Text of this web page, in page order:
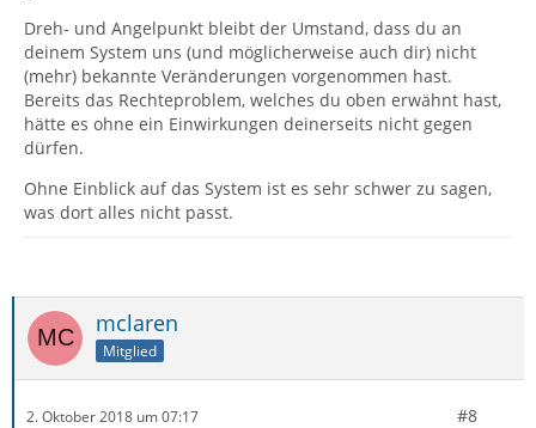
2018-09-29 10:43:52.982 [DEBUG] windows.jsm:
Dreh- und Angelpunkt bleibt der Umstand, dass du an
deinem System uns (und möglicherweise auch dir) nicht
(mehr) bekannte Veränderungen vorgenommen hast.
Bereits das Rechteproblem, welches du oben erwähnt hast,
hätte es ohne ein Einwirkungen deinerseits nicht gegen
dürfen.
Ohne Einblick auf das System ist es sehr schwer zu sagen,
was dort alles nicht passt.
mclaren
Mitglied
2. Oktober 2018 um 07:17 #8